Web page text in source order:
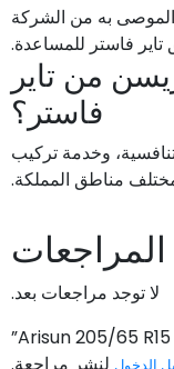
به من الشركة
فاستر للمساعدة.
من تاير
فاستر؟
وخدمة تركيب
مناطق المملكة.
المراجعات
لا توجد مراجعات بعد.
لنشر مراجعة.